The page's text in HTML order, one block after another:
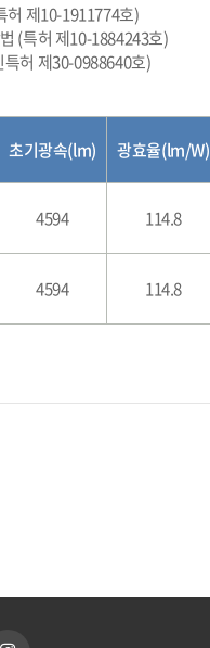
허 제10-1911774호)
(특허 제10-1884243호)
허 제30-0988640호)
초기광속(lm) 광효율(lm/W)
4594 114.8
4594 114.8